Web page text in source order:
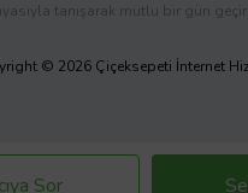
Sor
tanışarak mutlu bir gün
© 2026 Çiçeksepeti İnternet